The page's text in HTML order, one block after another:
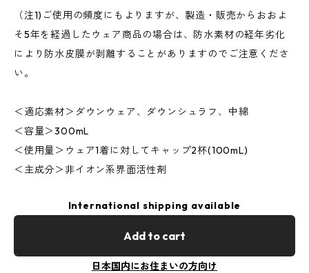
（注1)ご使用の頻度にもよりますが、製造・販売からおおよ
そ5年を経過したウェア商品の場合は、防水素材の経年劣化
により防水皮膜が剥離することがありますのでご注意くださ
い。
＜適応素材＞ダウンウェア、ダウンシュラフ、中綿
＜容量＞300mL
＜使用量＞ウェア1着に対してキャップ2杯(100mL)
＜主成分＞非イオン系界面活性剤
International shipping available
Add to cart
日本国内にお住まいの方向け